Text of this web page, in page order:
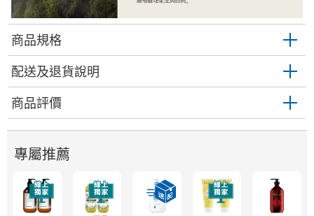
商品規格
配送及退貨說明
商品評價
專屬推薦